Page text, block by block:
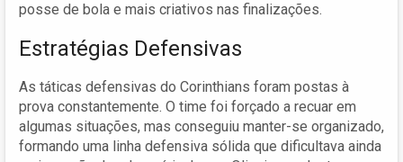
posse de bola e mais criativos nas finalizações.
Estratégias Defensivas
As táticas defensivas do Corinthians foram postas à
prova constantemente. O time foi forçado a recuar em
algumas situações, mas conseguiu manter-se organizado,
formando uma linha defensiva sólida que dificultava ainda